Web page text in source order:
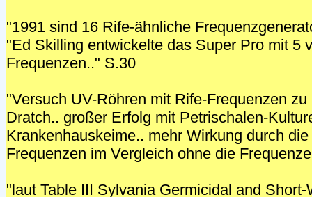
"1991 sind 16 Rife-ähnliche
"Ed Skilling entwickelte das Super Pro mit 5
Frequenzen.." S.30
"Versuch UV-Röhren mit Rife-Frequenzen
Dratch.. großer Erfolg mit Petrischalen-
Krankenhauskeime.. mehr Wirkung durch
Frequenzen im Vergleich ohne die
"laut Table III Sylvania Germicidal and